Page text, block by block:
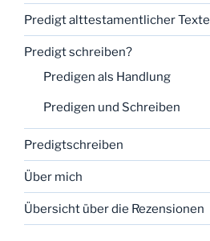
Predigt alttestamentlicher Texte
Predigt schreiben?
Predigen als Handlung
Predigen und Schreiben
Predigtschreiben
Über mich
Übersicht über die Rezensionen